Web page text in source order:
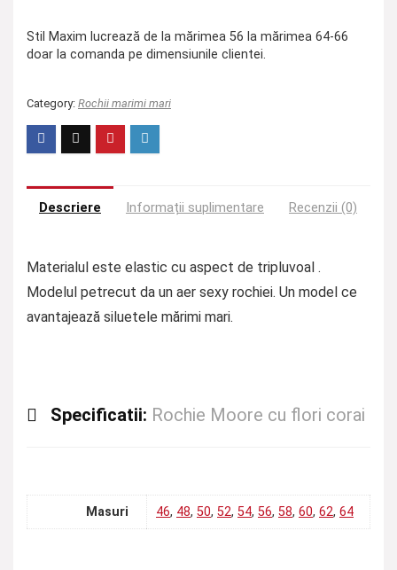
Stil Maxim lucrează de la mărimea 56 la mărimea 64-66
doar la comanda pe dimensiunile clientei.
Category: Rochii marimi mari
Descriere Informații suplimentare Recenzii (0)
Materialul este elastic cu aspect de tripluvoal .
Modelul petrecut da un aer sexy rochiei. Un model ce
avantajează siluetele mărimi mari.
Specificatii: Rochie Moore cu flori corai
Masuri 46, 48, 50, 52, 54, 56, 58, 60, 62, 64